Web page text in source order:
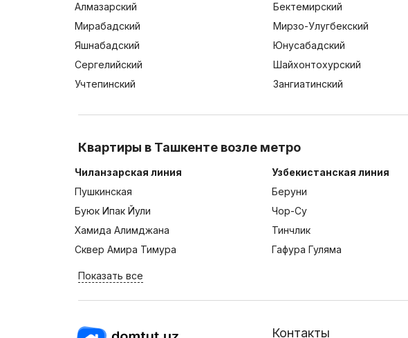
Алмазарский Бектемирский
Мирабадский
Мирзо-Улугбекский
Яшнабадский
Юнусабадский
Сергелийский
Шайхонтохурский
Учтепинский
Зангиатинский
Квартиры в Ташкенте возле метро
Чиланзарская линия
Пушкинская
Буюк Ипак Йули
Хамида Алимджана
Сквер Амира Тимура
Узбекистанская линия
Беруни
Чор-Су
Тинчлик
Гафура Гуляма
Показать все
Контакты